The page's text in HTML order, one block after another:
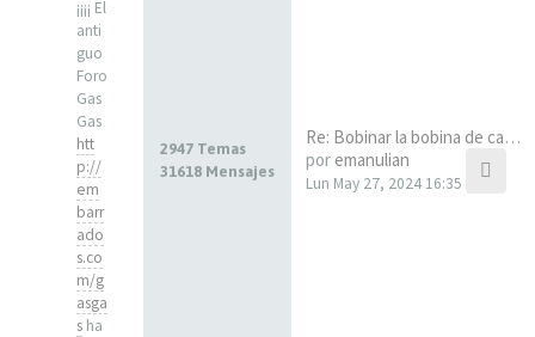
¡¡¡¡ El
anti
guo
Foro
Gas
Gas
htt
p://
em
barr
ado
s.co
m/g
asga
s ha
2947 Temas
31618 Mensajes
Re: Bobinar la bobina de carg…
por emanulian
Lun May 27, 2024 16:35